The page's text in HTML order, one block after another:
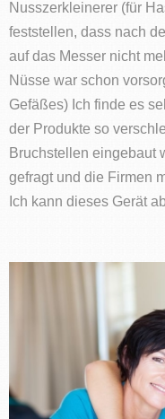
Nusszerkleinerer (für
feststellen, dass nach
auf das Messer nicht
Nüsse war schon
Gefäßes) Ich finde es
der Produkte so
Bruchstellen eingebaut
gefragt und die Firmen
Ich kann dieses Gerät